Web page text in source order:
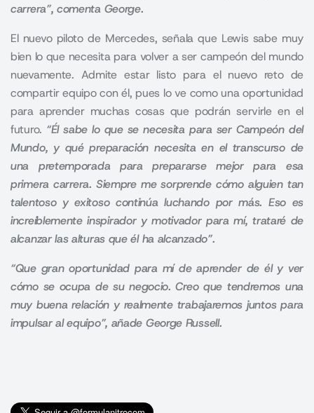
carrera”, comenta George.
El nuevo piloto de Mercedes, señala que Lewis sabe muy
bien lo que necesita para volver a ser campeón del mundo
nuevamente. Admite estar listo para el nuevo reto de
compartir equipo con él, pues lo ve como una oportunidad
para aprender muchas cosas que podrán servirle en el
futuro. “Él sabe lo que se necesita para ser Campeón del
Mundo, y qué preparación necesita en el transcurso de
una pretemporada para prepararse mejor para esa
primera carrera. Siempre me sorprende cómo alguien tan
talentoso y exitoso continúa luchando por más. Eso es
increíblemente inspirador y motivador para mí, trataré de
alcanzar las alturas que él ha alcanzado”.
“Que gran oportunidad para mí de aprender de él y ver
cómo se ocupa de su negocio. Creo que tendremos una
muy buena relación y realmente trabajaremos juntos para
impulsar al equipo”, añade George Russell.